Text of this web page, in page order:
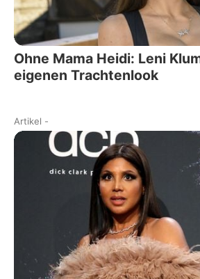
Ohne Mama Heidi: Leni
eigenen Trachtenlook
Artikel -